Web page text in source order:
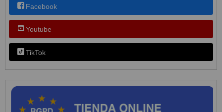
Facebook
Youtube
TikTok